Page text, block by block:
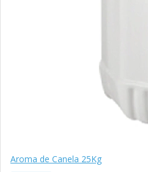
Aroma de Canela 25Kg